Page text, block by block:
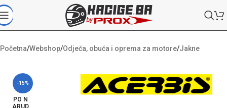
Početna/Webshop/Odjeća, obuća i oprema za motore/Jakne
-15%
PO N
ARUD